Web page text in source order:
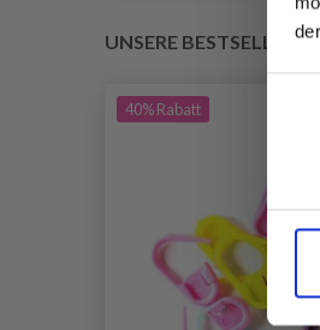
UNSERE BESTSELLER
40%Rabatt